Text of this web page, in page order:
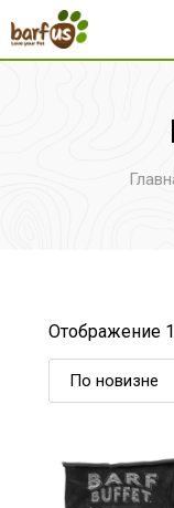
Перейти
Отображение